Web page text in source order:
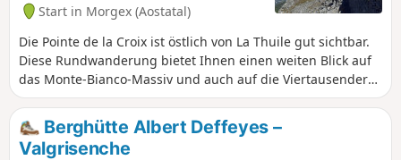
Start in Morgex (Aostatal)
Die Pointe de la Croix ist östlich von La Thuile gut sichtbar.
Diese Rundwanderung bietet Ihnen einen weiten Blick auf
das Monte-Bianco-Massiv und auch auf die Viertausender
an der italienisch-schweizerischen Grenze, insbesondere
den leicht erkennbaren Cervinio. Der Rückweg führt über
den vielbesuchten Lac d'Arpy.
Berghütte Albert Deffeyes –
Valgrisenche